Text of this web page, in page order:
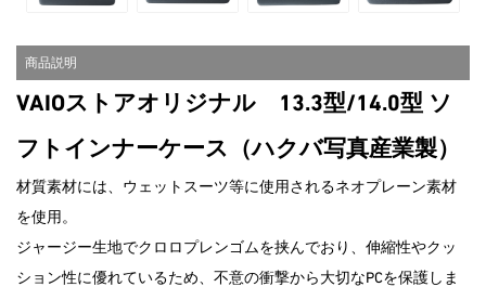
商品説明
VAIOストアオリジナル 13.3型/14.0型 ソ
フトインナーケース（ハクバ写真産業製）
材質素材には、ウェットスーツ等に使用されるネオプレーン素材
を使用。
ジャージー生地でクロロプレンゴムを挟んでおり、伸縮性やクッ
ション性に優れているため、不意の衝撃から大切なPCを保護しま